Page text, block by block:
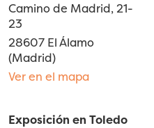
Camino de Madrid, 21-
23
28607 El Álamo
(Madrid)
Ver en el mapa
Exposición en Toledo